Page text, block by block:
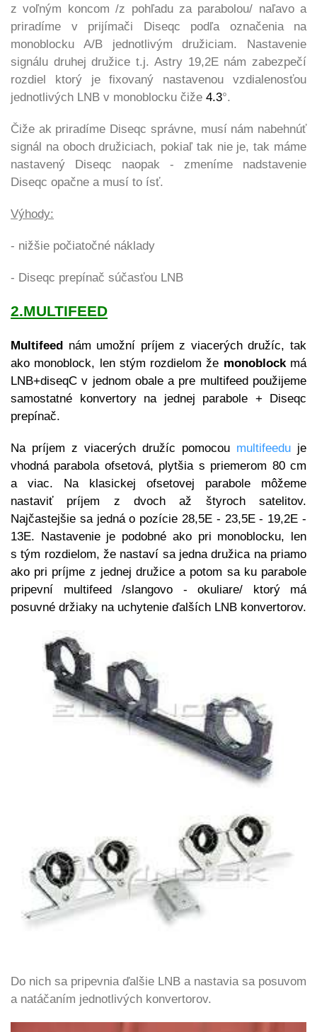
z voľným koncom /z pohľadu za parabolou/ naľavo a
priradíme v prijímači Diseqc podľa označenia na
monoblocku A/B jednotlivým družiciam. Nastavenie
signálu druhej družice t.j. Astry 19,2E nám zabezpečí
rozdiel ktorý je fixovaný nastavenou vzdialenosťou
jednotlivých LNB v monoblocku čiže 4.3°.
Čiže ak priradíme Diseqc správne, musí nám nabehnúť
signál na oboch družiciach, pokiaľ tak nie je, tak máme
nastavený Diseqc naopak - zmeníme nadstavenie
Diseqc opačne a musí to ísť.
Výhody:
- nižšie počiatočné náklady
- Diseqc prepínač súčasťou LNB
2.MULTIFEED
Multifeed nám umožní príjem z viacerých družíc, tak
ako monoblock, len stým rozdielom že monoblockmá
LNB+diseqC v jednom obale a pre multifeed použijeme
samostatné konvertory na jednej parabole + Diseqc
prepínač.
Na príjem z viacerých družíc pomocou multifeedu je
vhodná parabola ofsetová, plytšia s priemerom 80 cm
a viac. Na klasickej ofsetovej parabole môžeme
nastaviť príjem z dvoch až štyroch satelitov.
Najčastejšie sa jedná o pozície 28,5E - 23,5E - 19,2E -
13E. Nastavenie je podobné ako pri monoblocku, len
s tým rozdielom, že nastaví sa jedna družica na priamo
ako pri príjme z jednej družice a potom sa ku parabole
pripevní multifeed /slangovo - okuliare/ ktorý má
posuvné držiaky na uchytenie ďalších LNB konvertorov.
Do nich sa pripevnia ďalšie LNB a nastavia sa posuvom
a natáčaním jednotlivých konvertorov.